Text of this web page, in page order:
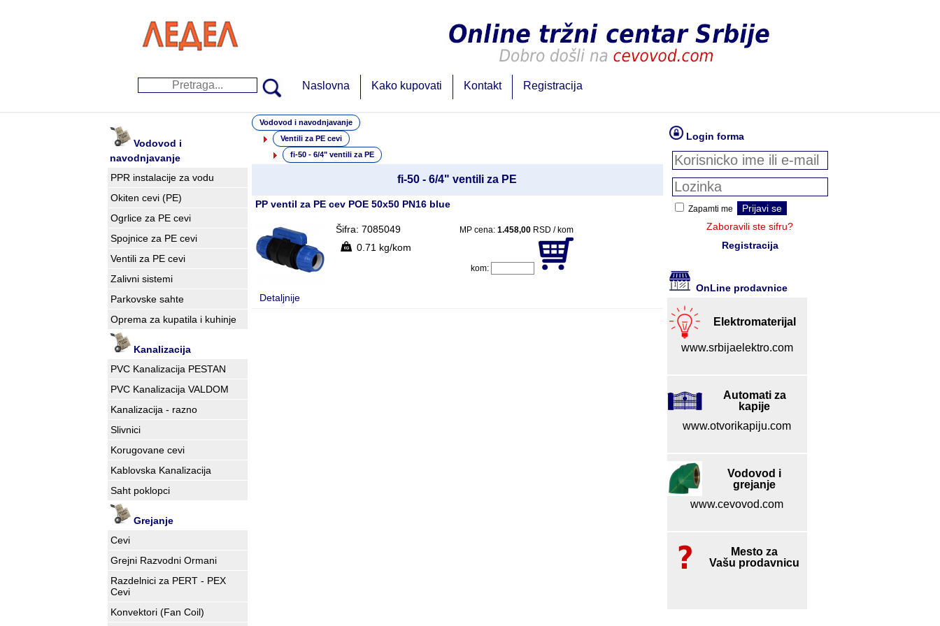
Naslovna Kako kupovati Kontakt Registracija
Vodovod i
navodnjavanje
PPR instalacije za vodu
Okiten cevi (PE)
Ogrlice za PE cevi
Spojnice za PE cevi
Ventili za PE cevi
Zalivni sistemi
Parkovske sahte
Oprema za kupatila i kuhinje
Kanalizacija
PVC Kanalizacija PESTAN
PVC Kanalizacija VALDOM
Kanalizacija - razno
Slivnici
Korugovane cevi
Kablovska Kanalizacija
Saht poklopci
Grejanje
Cevi
Grejni Razvodni Ormani
Razdelnici za PERT - PEX
Cevi
Konvektori (Fan Coil)
Vodovod i navodnjavanje
Ventili za PE cevi
fi-50 - 6/4" ventili za PE
fi-50 - 6/4" ventili za PE
PP ventil za PE cev POE 50x50 PN16 blue
Detaljnije
Šifra: 7085049
0.71 kg/kom
MP cena: 1.458,00RSD / kom
kom:
Login forma
Zapamti me
Zaboravili ste sifru?
Registracija
OnLine prodavnice
Elektromaterijal
www.srbijaelektro.com
Automati za
kapije
www.otvorikapiju.com
Vodovod i
grejanje
www.cevovod.com
Mesto za
Vašu prodavnicu